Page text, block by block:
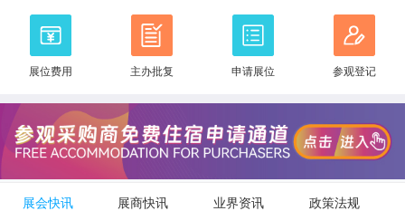
展位费用 主办批复 申请展位 参观登记
展会快讯 展商快讯 业界资讯 政策法规